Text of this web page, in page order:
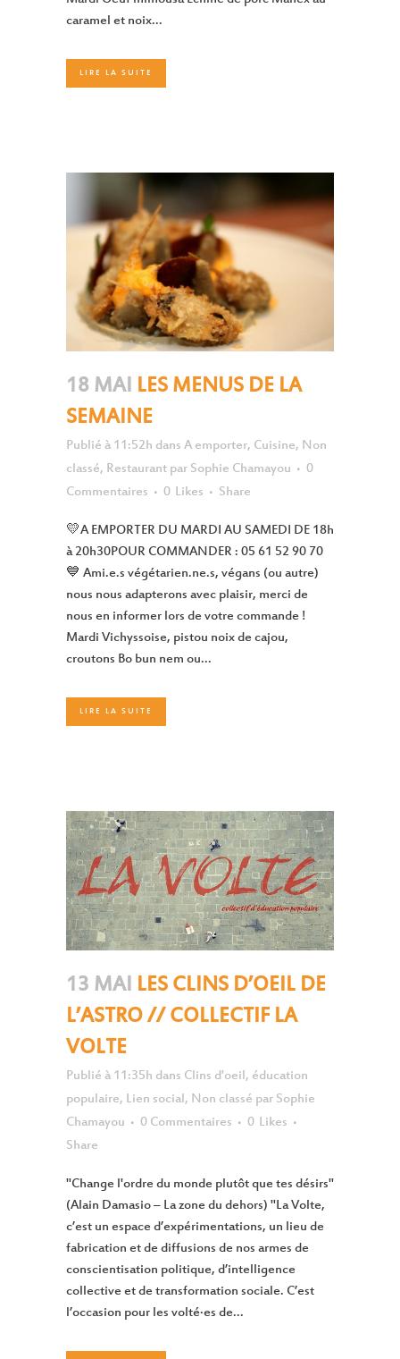
caramel et noix...
LIRE LA SUITE
18 MAI LES MENUS DE LA
SEMAINE
Publié à 11:52h dans A emporter, Cuisine, Non
classé, Restaurant par Sophie Chamayou
0
Commentaires
0 Likes Share
💛A EMPORTER DU MARDI AU SAMEDI DE 18h
à 20h30POUR COMMANDER : 05 61 52 90 70
💙 Ami.e.s végétarien.ne.s, végans (ou autre)
nous nous adapterons avec plaisir, merci de
nous en informer lors de votre commande !
Mardi Vichyssoise, pistou noix de cajou,
croutons Bo bun nem ou...
LIRE LA SUITE
13 MAI LES CLINS D’OEIL DE
L’ASTRO // COLLECTIF LA
VOLTE
Publié à 11:35h dans Clins d'oeil, éducation
populaire, Lien social, Non classé par Sophie
Chamayou
0 Commentaires 0 Likes
Share
"Change l'ordre du monde plutôt que tes désirs"
(Alain Damasio – La zone du dehors) "La Volte,
c’est un espace d’expérimentations, un lieu de
fabrication et de diffusions de nos armes de
conscientisation politique, d’intelligence
collective et de transformation sociale. C’est
l’occasion pour les volté·es de...